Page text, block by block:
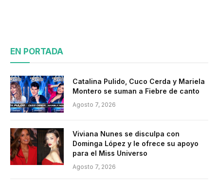
EN PORTADA
Catalina Pulido, Cuco Cerda y Mariela
Montero se suman a Fiebre de canto
Agosto 7, 2026
Viviana Nunes se disculpa con
Dominga López y le ofrece su apoyo
para el Miss Universo
Agosto 7, 2026